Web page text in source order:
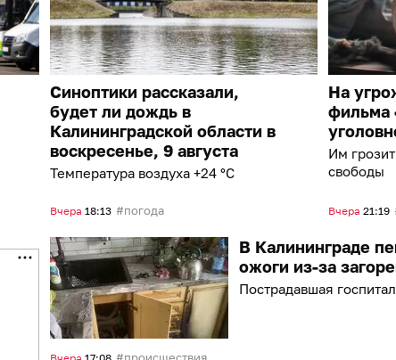
Синоптики рассказали,
будет ли дождь в
Калининградской области в
воскресенье, 9 августа
Температура воздуха +24 °C
Вчера 18:13 погода
На
фильма
Им
свободы
Вчера 21:19
В Калининграде
ожоги из-за
Пострадавшая
Вчера 17:08 происшествия